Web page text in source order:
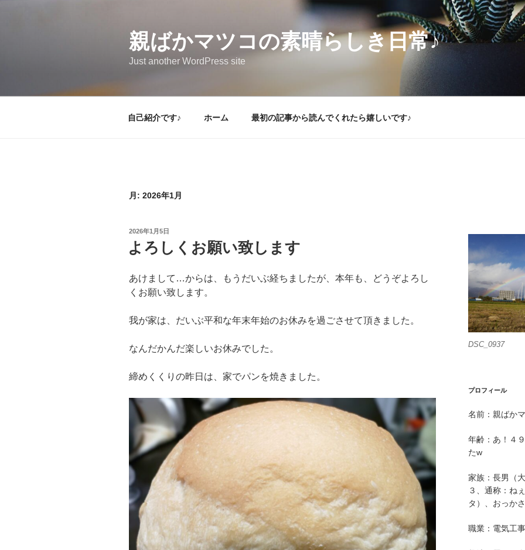
親ばかマツコの素晴らしき日常♪
Just another WordPress site
自己紹介です♪ ホーム 最初の記事から読んでくれたら嬉しいです♪
月: 2026年1月
投
稿
日:
2026年1月5日
よろしくお願い致します
あけまして…からは、もうだいぶ経ちましたが、本年も、どうぞよろし
くお願い致します。
我が家は、だいぶ平和な年末年始のお休みを過ごさせて頂きました。
なんだかんだ楽しいお休みでした。
締めくくりの昨日は、家でパンを焼きました。
DSC_0937
プロフィール
名前：親ばか
年齢：あ！４
たw
家族：長男（
３、通称：ね
タ）、おっか
職業：電気工